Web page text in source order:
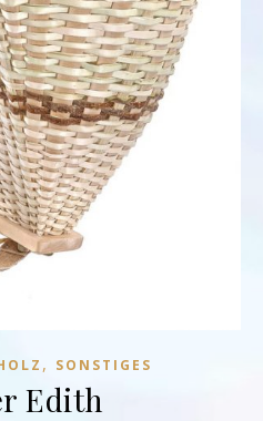
, SONSTIGES
Edith